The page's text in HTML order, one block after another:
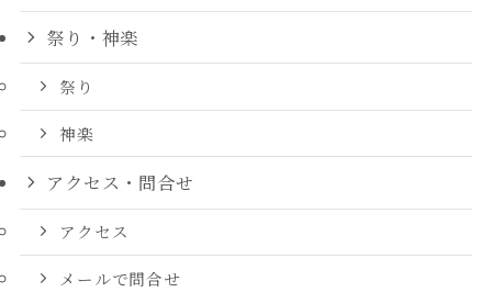
祭り・神楽
祭り
神楽
アクセス・問合せ
アクセス
メールで問合せ